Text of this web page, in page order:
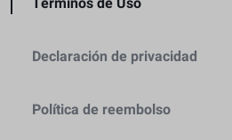
Declaración de privacidad
Política de reembolso